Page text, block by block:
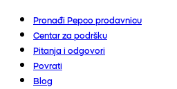
Pronađi Pepco prodavnicu
Centar za podršku
Pitanja i odgovori
Povrati
Blog